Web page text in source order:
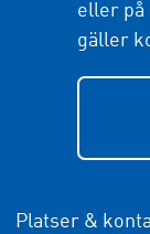
eller på
gäller
Platser &